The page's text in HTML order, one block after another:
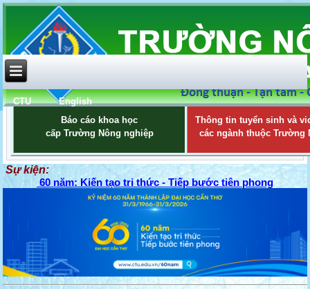
CTU
English
Báo cáo khoa học
cấp Trường Nông nghiệp
Thông tin tuyển sinh và
các ngành thuộc Trường
Sự kiện:
60 năm: Kiến tạo tri thức - Tiếp bước tiên phong